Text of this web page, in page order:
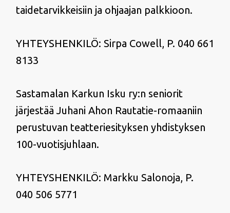
taidetarvikkeisiin ja ohjaajan palkkioon.
YHTEYSHENKILÖ: Sirpa Cowell, P. 040 661
8133
Sastamalan Karkun Isku ry:n seniorit
järjestää Juhani Ahon Rautatie-romaaniin
perustuvan teatteriesityksen yhdistyksen
100-vuotisjuhlaan.
YHTEYSHENKILÖ: Markku Salonoja, P.
040 506 5771